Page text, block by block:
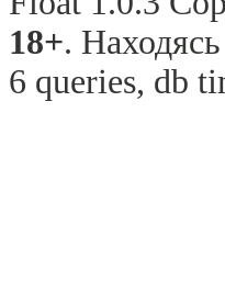
18+.
6 queries, db